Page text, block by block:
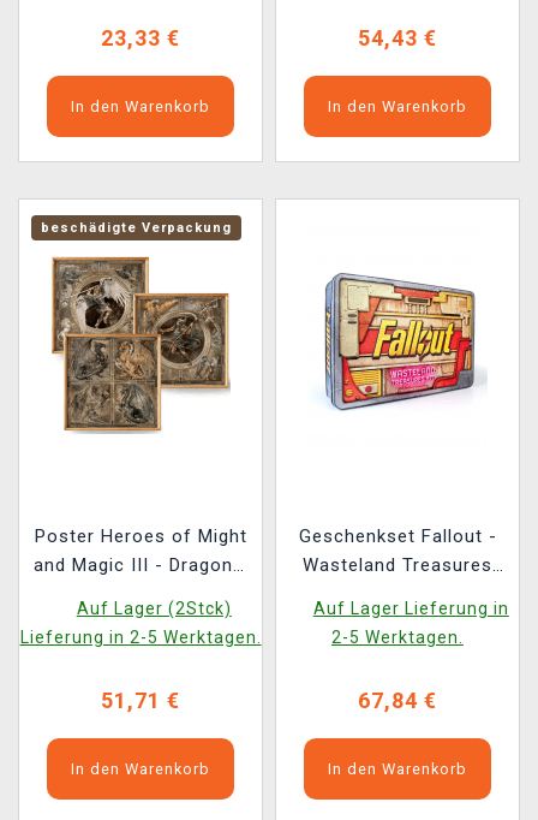
23,33 €
In den Warenkorb
54,43 €
In den Warenkorb
beschädigte Verpackung
Poster Heroes of Might
and Magic III - Dragons,
(3er-Set) (beschädigte
Verpackung)
Auf Lager (2Stck)
Lieferung in 2-5 Werktagen.
51,71 €
In den Warenkorb
Geschenkset Fallout -
Wasteland Treasures
Auf Lager Lieferung in
2-5 Werktagen.
67,84 €
In den Warenkorb